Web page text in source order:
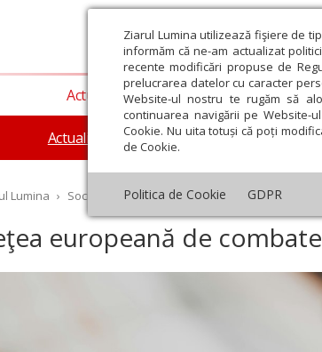
Ziarul Lumina utilizează fişiere de
informăm că ne-am actualizat
recente modificări propuse de
prelucrarea datelor cu caracter
Website-ul nostru te rugăm să
continuarea navigării pe Website-
Cookie. Nu uita totuși că poți
de Cookie.
Politica de Cookie GDPR
Actualitate religioasă Teologie și
Actualitate socială Sănătate
Lumina › Societate › Actualitate socială Reţea
europeană de